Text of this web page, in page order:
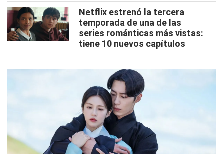
Netflix estrenó la tercera
temporada de una de las
series románticas más vistas:
tiene 10 nuevos capítulos